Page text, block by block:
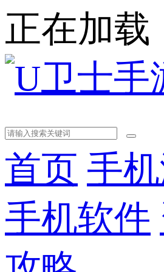
正在加载
首页 手
手机软件